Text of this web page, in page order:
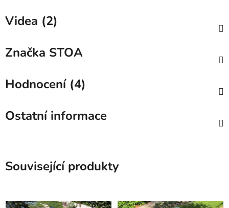
Videa (2)
Značka STOA
Hodnocení (4)
Ostatní informace
Související produkty